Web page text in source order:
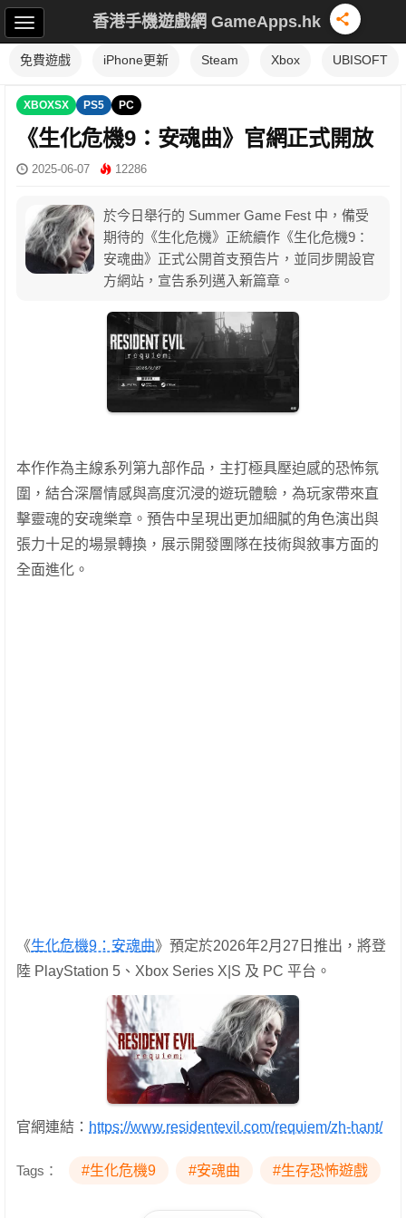
香港手機遊戲網 GameApps.hk
免費遊戲 iPhone更新 Steam Xbox UBISOFT
XBOXSX PS5 PC
《生化危機9：安魂曲》官網正式開放
2025-06-07 12286
於今日舉行的 Summer Game Fest 中，備受
期待的《生化危機》正統續作《生化危機9：
安魂曲》正式公開首支預告片，並同步開設官
方網站，宣告系列邁入新篇章。
本作作為主線系列第九部作品，主打極具壓迫感的恐怖氛
圍，結合深層情感與高度沉浸的遊玩體驗，為玩家帶來直
擊靈魂的安魂樂章。預告中呈現出更加細膩的角色演出與
張力十足的場景轉換，展示開發團隊在技術與敘事方面的
全面進化。
《生化危機9：安魂曲》預定於2026年2月27日推出，將登
陸 PlayStation 5、Xbox Series X|S 及 PC 平台。
官網連結： https://www.residentevil.com/requiem/zh-hant/
Tags： #生化危機9 #安魂曲 #生存恐怖遊戲